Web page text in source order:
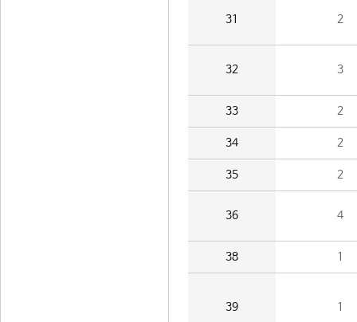
31 2
32 3
33 2
34 2
35 2
36 4
38 1
39 1